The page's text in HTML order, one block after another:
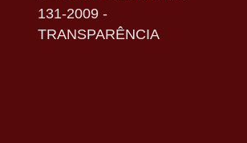
131-2009 -
TRANSPARÊNCIA